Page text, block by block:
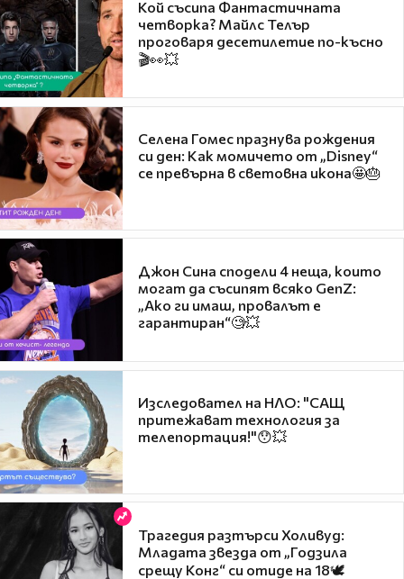
Кой съсипа Фантастичната
четворка? Майлс Телър
проговаря десетилетие по-късно
🎬👀💥
Селена Гомес празнува рождения
си ден: Как момичето от „Disney“
се превърна в световна икона🤩🎂
Джон Сина сподели 4 неща, които
могат да съсипят всяко GenZ:
„Ако ги имаш, провалът е
гарантиран“🧐💥
Изследовател на НЛО: "САЩ
притежават технология за
телепортация!"😯💥
Трагедия разтърси Холивуд:
Младата звезда от „Годзила
срещу Конг“ си отиде на 18🕊️